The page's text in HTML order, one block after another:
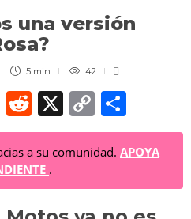
una versión
5 min 42
F
a
c
e
b
R
e
d
di
t
X C
o
p
Li
o
m
ar
a su comunidad. APOYA
.